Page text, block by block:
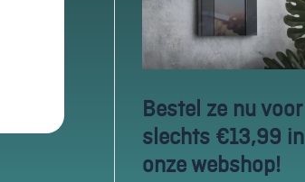
Bestel ze nu voor
slechts €13,99 in
onze webshop!